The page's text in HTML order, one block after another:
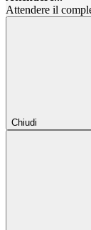
Attendere il
Chiudi